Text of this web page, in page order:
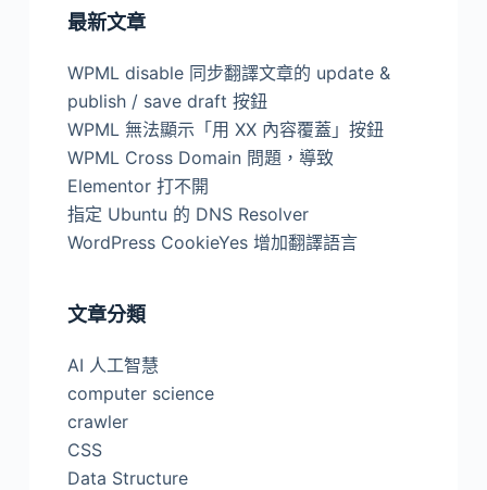
最新文章
WPML disable 同步翻譯文章的 update &
publish / save draft 按鈕
WPML 無法顯示「用 XX 內容覆蓋」按鈕
WPML Cross Domain 問題，導致
Elementor 打不開
指定 Ubuntu 的 DNS Resolver
WordPress CookieYes 增加翻譯語言
文章分類
AI 人工智慧
computer science
crawler
CSS
Data Structure